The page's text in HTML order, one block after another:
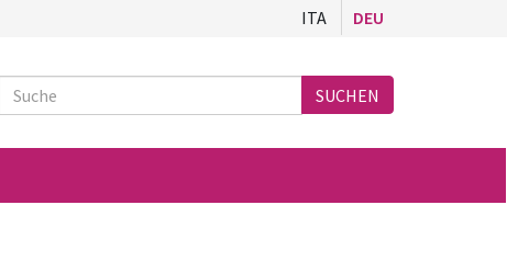
ITA DEU
Suche
SUCHEN